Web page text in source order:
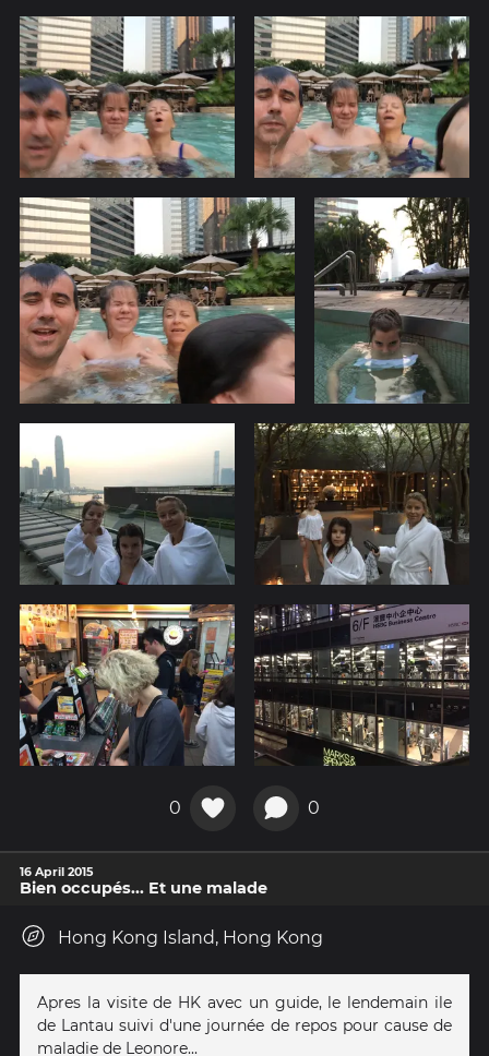
0 0
16 April 2015
Bien occupés... Et une malade
Hong Kong Island, Hong Kong
Apres la visite de HK avec un guide, le lendemain ile
de Lantau suivi d'une journée de repos pour cause de
maladie de Leonore...